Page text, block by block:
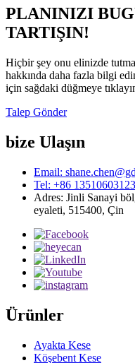
PLANINIZI
TARTIŞIN!
Hiçbir şey onu elinizde
hakkında daha fazla bilgi
için sağdaki düğmeye
Talep Gönder
bize Ulaşın
Email:
Tel: +86 13510603123
Adres: Jinli Sanayi
eyaleti, 515400, Çin
Ürünler
Ayakta Kese
Köşebent Kese